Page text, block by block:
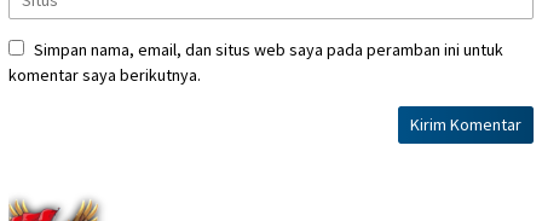
Simpan nama, email, dan situs web saya pada peramban ini untuk
komentar saya berikutnya.